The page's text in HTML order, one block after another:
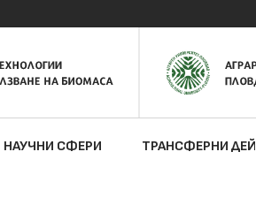
НАУЧНИ СФЕРИ ТРАНСФЕРНИ